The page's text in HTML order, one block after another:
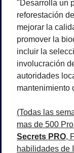
"Desarrolla un
reforestación
mejorar la
promover la
incluir la
involucración
autoridades
mantenimiento
(Todas las
mas de 500
Secrets PRO,